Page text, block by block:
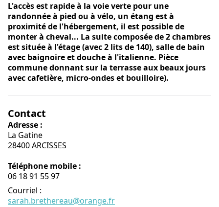
L'accès est rapide à la voie verte pour une
randonnée à pied ou à vélo, un étang est à
proximité de l'hébergement, il est possible de
monter à cheval... La suite composée de 2 chambres
est située à l'étage (avec 2 lits de 140), salle de bain
avec baignoire et douche à l'italienne. Pièce
commune donnant sur la terrasse aux beaux jours
avec cafetière, micro-ondes et bouilloire).
Contact
Adresse :
La Gatine
28400 ARCISSES
Téléphone mobile :
06 18 91 55 97
Courriel :
sarah.brethereau@orange.fr